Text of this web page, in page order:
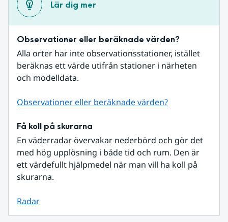
Lär dig mer
Observationer eller beräknade värden?
Alla orter har inte observationsstationer, istället
beräknas ett värde utifrån stationer i närheten
och modelldata.
Observationer eller beräknade värden?
Få koll på skurarna
En väderradar övervakar nederbörd och gör det
med hög upplösning i både tid och rum. Den är
ett värdefullt hjälpmedel när man vill ha koll på
skurarna.
Radar